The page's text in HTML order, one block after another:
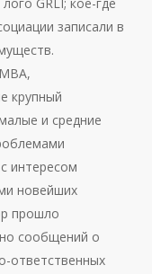
записали в
крупный
и средние
интересом
новейших
прошло
сообщений о
ответственных